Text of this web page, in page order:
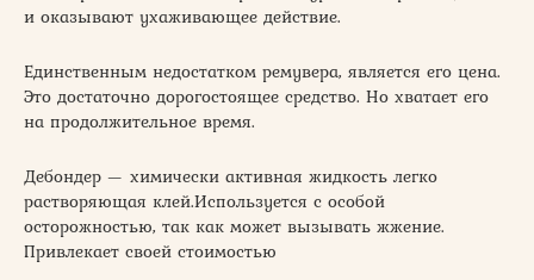
и оказывают ухаживающее действие.
Единственным недостатком ремувера, является его цена.
Это достаточно дорогостоящее средство. Но хватает его
на продолжительное время.
Дебондер — химически активная жидкость легко
растворяющая клей.Используется с особой
осторожностью, так как может вызывать жжение.
Привлекает своей стоимостью